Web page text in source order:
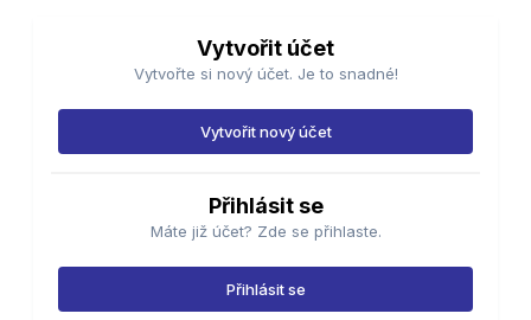
Vytvořit účet
Vytvořte si nový účet. Je to snadné!
Vytvořit nový účet
Přihlásit se
Máte již účet? Zde se přihlaste.
Přihlásit se